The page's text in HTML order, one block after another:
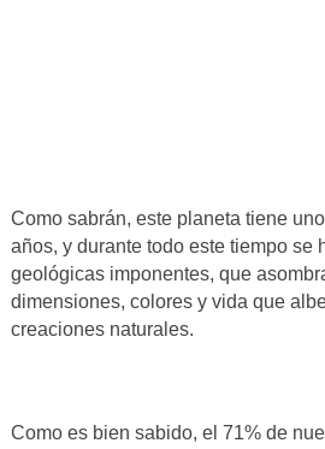
Como sabrán, este planeta tiene
años, y durante todo este tiempo se
geológicas imponentes, que
dimensiones, colores y vida que
creaciones naturales.
Como es bien sabido, el 71% de